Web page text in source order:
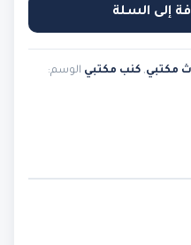
إلى السلة
مكتبي, كنب مكتبي الوسم: